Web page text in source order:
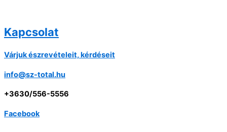
Kapcsolat
Várjuk észrevételeit, kérdéseit
info@sz-total.hu
+3630/556-5556
Facebook